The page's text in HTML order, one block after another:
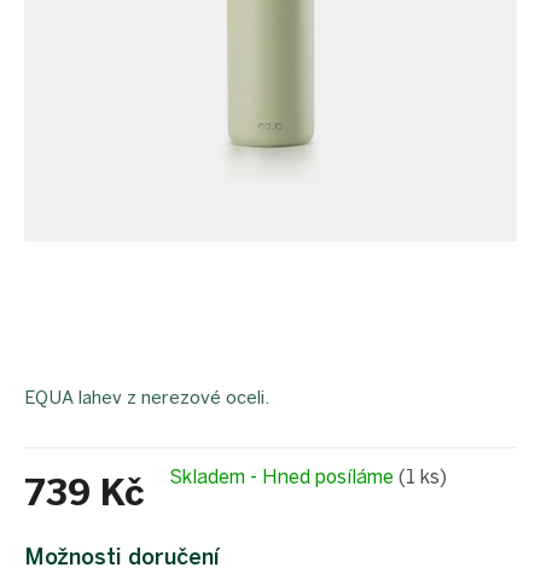
739 Kč
cena:
Skladem - Hned posíláme (1 ks)
Možnosti doručení
EQUA lahev z nerezové oceli.